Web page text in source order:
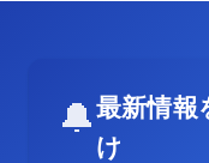
🔔最新情報
け